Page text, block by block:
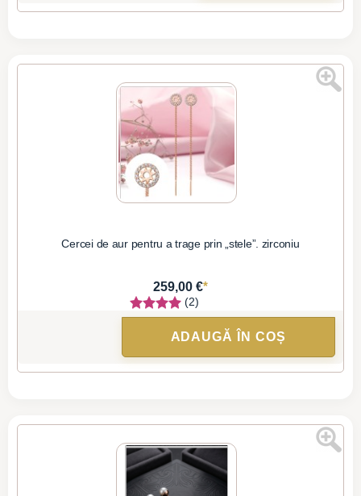
Cercei de aur pentru a trage prin „stele”. zirconiu
259,00 €*
(2)
ADAUGĂ ÎN COȘ